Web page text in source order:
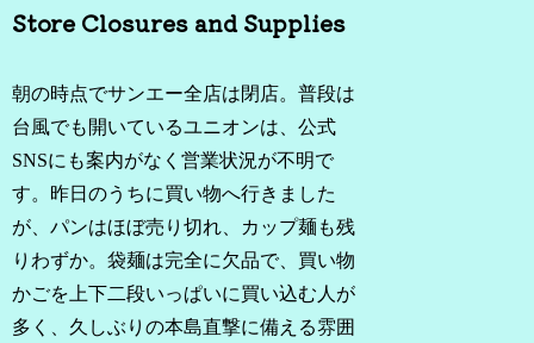
Store Closures and Supplies
朝の時点でサンエー全店は閉店。普段は
台風でも開いているユニオンは、公式
SNSにも案内がなく営業状況が不明で
す。昨日のうちに買い物へ行きました
が、パンはほぼ売り切れ、カップ麺も残
りわずか。袋麺は完全に欠品で、買い物
かごを上下二段いっぱいに買い込む人が
多く、久しぶりの本島直撃に備える雰囲